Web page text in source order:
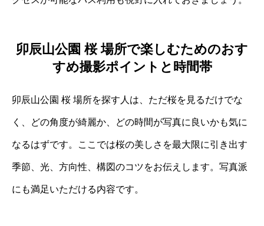
卯辰山公園 桜 場所で楽しむためのおす
すめ撮影ポイントと時間帯
卯辰山公園 桜 場所を探す人は、ただ桜を見るだけでな
く、どの角度が綺麗か、どの時間が写真に良いかも気に
なるはずです。ここでは桜の美しさを最大限に引き出す
季節、光、方向性、構図のコツをお伝えします。写真派
にも満足いただける内容です。